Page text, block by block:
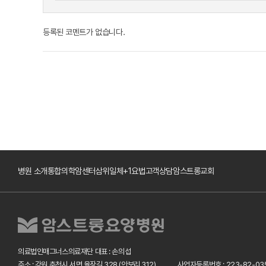
등록된 코멘트가 없습니다.
병원 소개통합의학암센터삼위일체+1요법고객상담암스트롱교회
의료법인매그너스의료재단 대표 : 손의섭